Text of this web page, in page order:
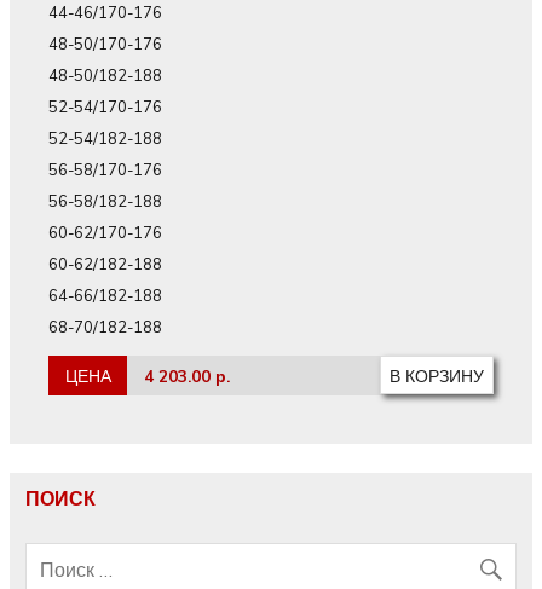
44-46/170-176
48-50/170-176
48-50/182-188
52-54/170-176
52-54/182-188
56-58/170-176
56-58/182-188
60-62/170-176
60-62/182-188
64-66/182-188
68-70/182-188
ЦЕНА 4 203.00 р.
ПОИСК